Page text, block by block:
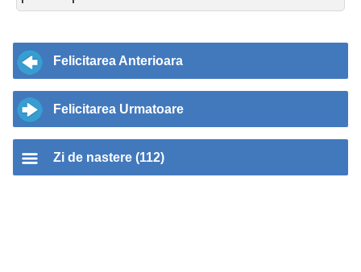
Felicitarea Anterioara
Felicitarea Urmatoare
Zi de nastere (112)